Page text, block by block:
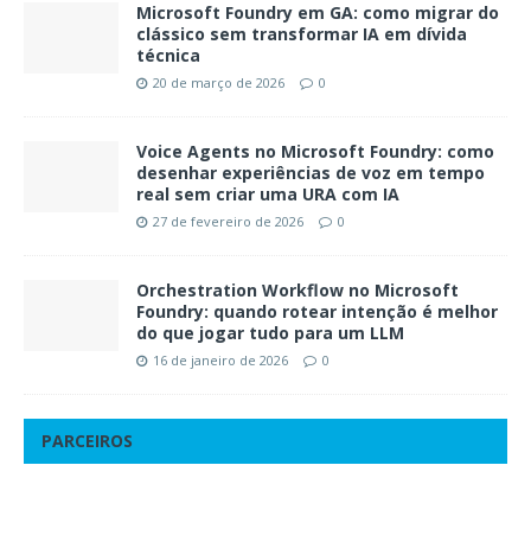
Microsoft Foundry em GA: como migrar do
clássico sem transformar IA em dívida
técnica
20 de março de 2026 0
Voice Agents no Microsoft Foundry: como
desenhar experiências de voz em tempo
real sem criar uma URA com IA
27 de fevereiro de 2026 0
Orchestration Workflow no Microsoft
Foundry: quando rotear intenção é melhor
do que jogar tudo para um LLM
16 de janeiro de 2026 0
PARCEIROS